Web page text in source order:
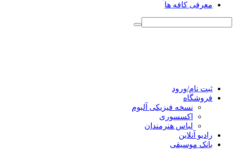
معرفی کافه ها
ثبت نام/ورود
فروشگاه
نسخه فیزیکی آلبوم
اکسسوری
لباس هنرمندان
رادیو آنلاین
بانک موسیقی